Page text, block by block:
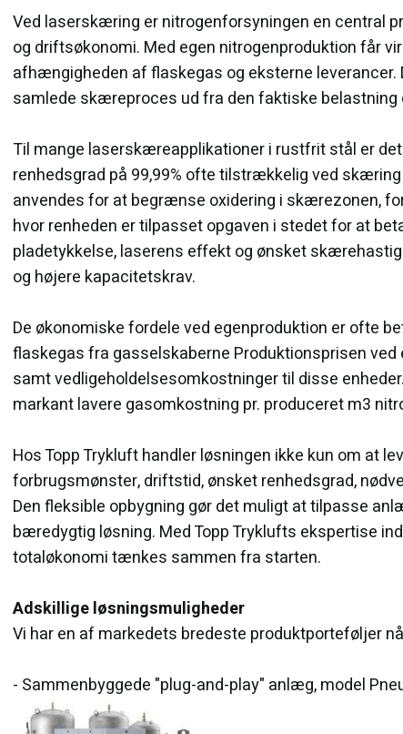
Ved laserskæring er nitrogenforsyningen en central
og driftsøkonomi. Med egen nitrogenproduktion får
afhængigheden af flaskegas og eksterne
samlede skæreproces ud fra den faktiske belastning
Til mange laserskæreapplikationer i rustfrit stål er
renhedsgrad på 99,99% ofte tilstrækkelig ved
anvendes for at begrænse oxidering i skærezonen,
hvor renheden er tilpasset opgaven i stedet for at
pladetykkelse, laserens effekt og ønsket
og højere kapacitetskrav.
De økonomiske fordele ved egenproduktion er ofte
flaskegas fra gasselskaberne Produktionsprisen
samt vedligeholdelsesomkostninger til disse
markant lavere gasomkostning pr. produceret m3
Hos Topp Trykluft handler løsningen ikke kun om at
forbrugsmønster, driftstid, ønsket renhedsgrad,
Den fleksible opbygning gør det muligt at tilpasse
bæredygtig løsning. Med Topp Tryklufts ekspertise
totaløkonomi tænkes sammen fra starten.
Adskillige løsningsmuligheder
Vi har en af markedets bredeste produktporteføljer
- Sammenbyggede "plug-and-play" anlæg, model